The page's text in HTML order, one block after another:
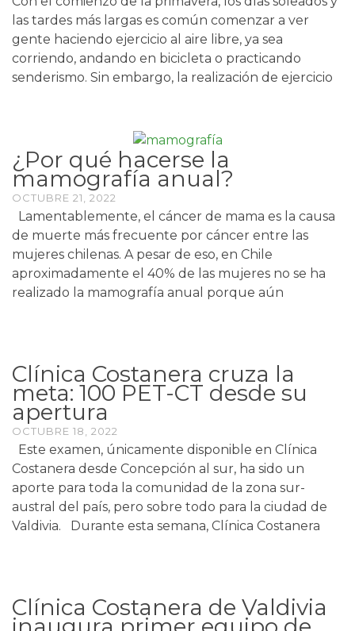
las tardes más largas es común comenzar a ver
gente haciendo ejercicio al aire libre, ya sea
corriendo, andando en bicicleta o practicando
senderismo. Sin embargo, la realización de ejercicio
¿Por qué hacerse la
mamografía anual?
OCTUBRE 21, 2022
Lamentablemente, el cáncer de mama es la causa
de muerte más frecuente por cáncer entre las
mujeres chilenas. A pesar de eso, en Chile
aproximadamente el 40% de las mujeres no se ha
realizado la mamografía anual porque aún
Clínica Costanera cruza la
meta: 100 PET-CT desde su
apertura
OCTUBRE 18, 2022
Este examen, únicamente disponible en Clínica
Costanera desde Concepción al sur, ha sido un
aporte para toda la comunidad de la zona sur-
austral del país, pero sobre todo para la ciudad de
Valdivia. Durante esta semana, Clínica Costanera
Clínica Costanera de Valdivia